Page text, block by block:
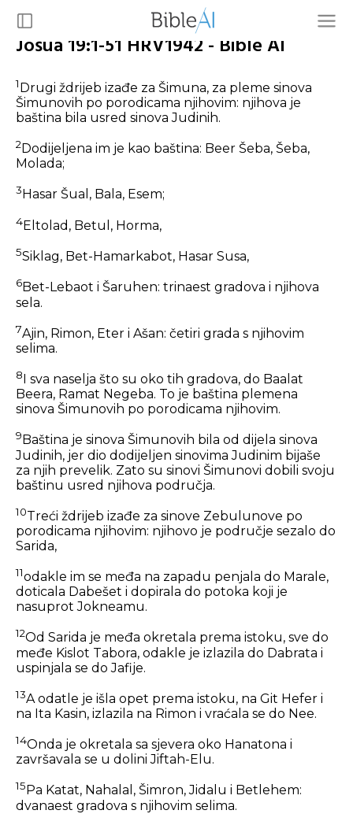
Jošua 19:1-51 HRV1942 - Bible AI
1Drugi ždrijeb izađe za Šimuna, za pleme sinova
Šimunovih po porodicama njihovim: njihova je
baština bila usred sinova Judinih.
2 Dodijeljena im je kao baština: Beer Šeba, Šeba,
Molada;
3 Hasar Šual, Bala, Esem;
4Eltolad, Betul, Horma,
5Siklag, Bet-Hamarkabot, Hasar Susa,
6Bet-Lebaot i Šaruhen: trinaest gradova i njihova
sela.
7Ajin, Rimon, Eter i Ašan: četiri grada s njihovim
selima.
8
I sva naselja što su oko tih gradova, do Baalat
Beera, Ramat Negeba. To je baština plemena
sinova Šimunovih po porodicama njihovim.
9 Baština je sinova Šimunovih bila od dijela sinova
Judinih, jer dio dodijeljen sinovima Judinim bijaše
za njih prevelik. Zato su sinovi Šimunovi dobili svoju
baštinu usred njihova područja.
10Treći ždrijeb izađe za sinove Zebulunove po
porodicama njihovim: njihovo je područje sezalo do
Sarida,
11odakle im se međa na zapadu penjala do Marale,
doticala Dabešet i dopirala do potoka koji je
nasuprot Jokneamu.
12Od Sarida je međa okretala prema istoku, sve do
međe Kislot Tabora, odakle je izlazila do Dabrata i
uspinjala se do Jafije.
13A odatle je išla opet prema istoku, na Git Hefer i
na Ita Kasin, izlazila na Rimon i vraćala se do Nee.
14Onda je okretala sa sjevera oko Hanatona i
završavala se u dolini Jiftah-Elu.
15 Pa Katat, Nahalal, Šimron, Jidalu i Betlehem:
dvanaest gradova s njihovim selima.